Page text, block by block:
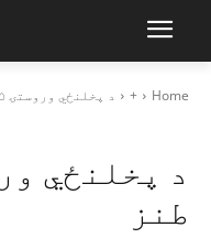
Home
+ د پخلنځي وروستۍ ۷۵ دقیقې/ طنز
طنز